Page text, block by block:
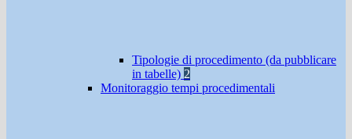
Tipologie di procedimento (da pubblicare
in tabelle) 2
Monitoraggio tempi procedimentali